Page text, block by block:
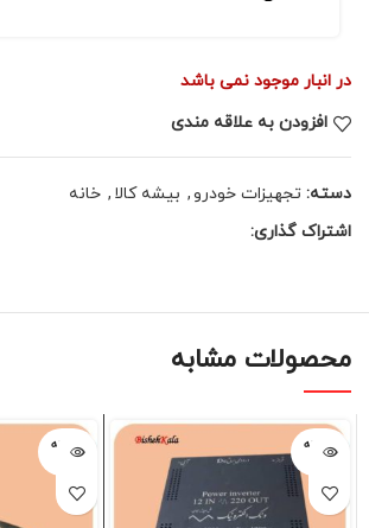
در انبار موجود نمی باشد
افزودن به علاقه مندی
دسته: تجهیزات خودرو, بیشه کالا , خانه
اشتراک گذاری:
محصولات مشابه
فروخته
شده
فروخته
شده